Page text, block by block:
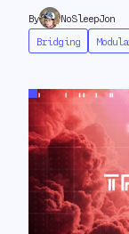
By
NoSleepJon
Bridging